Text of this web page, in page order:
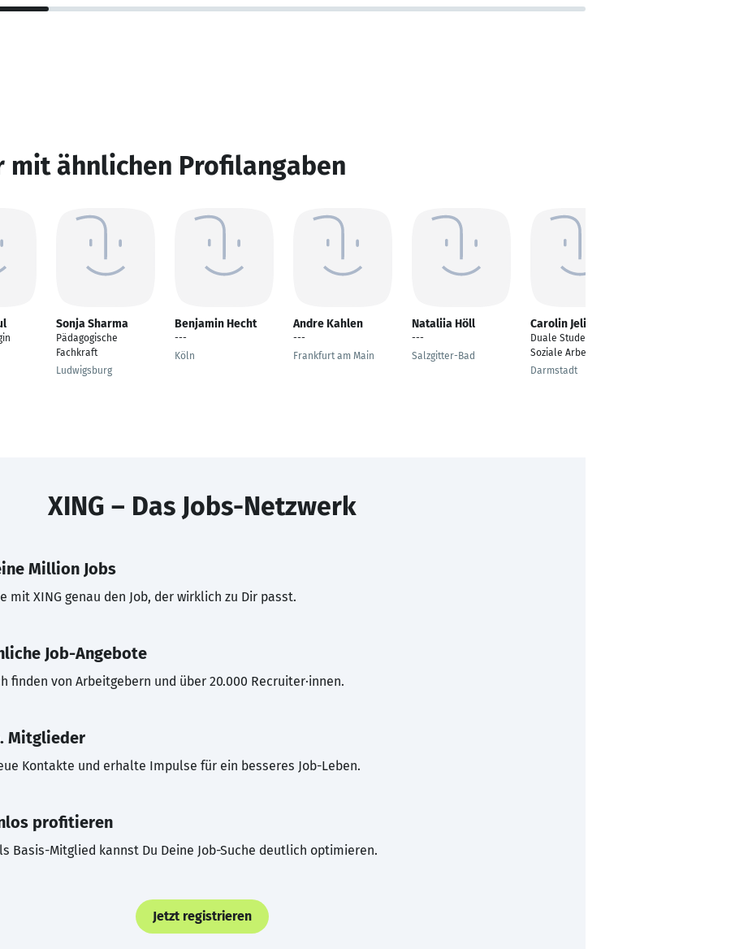
mit ähnlichen Profilangaben
Sonja Sharma
Pädagogische
Fachkraft
Ludwigsburg
Benjamin Hecht
---
Köln
Andre Kahlen
---
Frankfurt am Main
Nataliia Höll
---
Salzgitter-Bad
Carolin Jelinek
Duale Studentin
Soziale Arbeit B. A.
Darmstadt
XING – Das Jobs-Netzwerk
Million Jobs
mit XING genau den Job, der wirklich zu Dir passt.
Job-Angebote
finden von Arbeitgebern und über 20.000 Recruiter·innen.
Mitglieder
Kontakte und erhalte Impulse für ein besseres Job-Leben.
profitieren
Basis-Mitglied kannst Du Deine Job-Suche deutlich optimieren.
Jetzt registrieren